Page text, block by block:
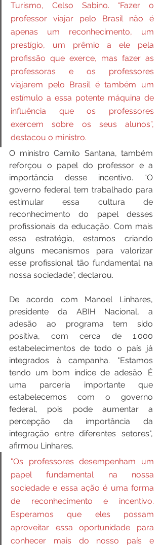
Turismo, Celso Sabino. “Fazer o
professor viajar pelo Brasil não é
apenas um reconhecimento, um
prestígio, um prêmio a ele pela
profissão que exerce, mas fazer as
professoras e os professores
viajarem pelo Brasil é também um
estímulo a essa potente máquina de
influência que os professores
exercem sobre os seus alunos”,
destacou o ministro.
O ministro Camilo Santana, também
reforçou o papel do professor e a
importância desse incentivo. “O
governo federal tem trabalhado para
estimular essa cultura de
reconhecimento do papel desses
profissionais da educação. Com mais
essa estratégia, estamos criando
alguns mecanismos para valorizar
esse profissional tão fundamental na
nossa sociedade”, declarou.
De acordo com Manoel Linhares,
presidente da ABIH Nacional, a
adesão ao programa tem sido
positiva, com cerca de 1.000
estabelecimentos de todo o país já
integrados à campanha. "Estamos
tendo um bom índice de adesão. É
uma parceria importante que
estabelecemos com o governo
federal, pois pode aumentar a
percepção da importância da
integração entre diferentes setores",
afirmou Linhares.
"Os professores desempenham um
papel fundamental na nossa
sociedade e essa ação é uma forma
de reconhecimento e incentivo.
Esperamos que eles possam
aproveitar essa oportunidade para
conhecer mais do nosso país e